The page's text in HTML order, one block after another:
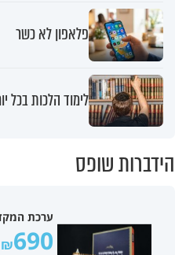
פלאפון לא כשר
לימוד הלכות בכל
הידברות שופס
ערכת
690